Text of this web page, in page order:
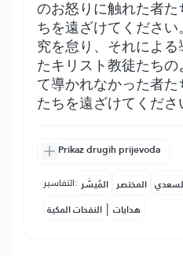
のお怒りに触れた者た
ちを遠ざけてくださ
究を怠り、それによる
たキリスト教徒たちの
て導かれなかった者
たちを遠ざけてくださ
Prikaz drugih prijevoda
التفاسير: المُيسَّر المختصر
النفحات المكية | هدايات